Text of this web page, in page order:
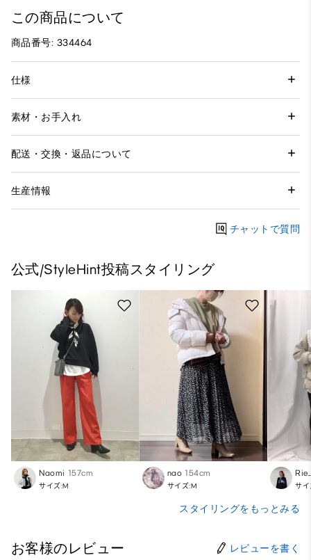
この商品について
商品番号: 334464
仕様
素材・お手入れ
配送・交換・返品について
生産情報
チャットで質問
公式/StyleHint投稿スタイリング
Naomi 157cm
サイズ:M
nao 154cm
サイズ:M サ
スタイリングをもっとみる
お客様のレビュー レビューを書く